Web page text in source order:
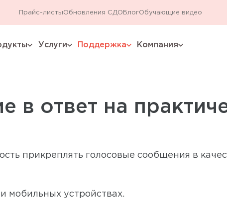
Прайс-листыОбновления СДО БлогОбучающие видео
expand_more Услугиexpand_more Поддержкаexpand_more Компанияexpand_more
в ответ на
прикреплять голосовые сообщения в
мобильных устройствах.